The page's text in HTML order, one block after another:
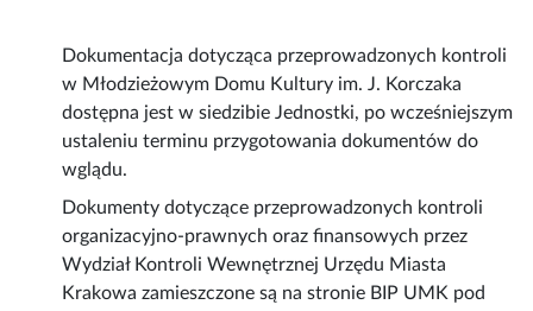
Dokumentacja dotycząca przeprowadzonych kontroli
w Młodzieżowym Domu Kultury im. J. Korczaka
dostępna jest w siedzibie Jednostki, po wcześniejszym
ustaleniu terminu przygotowania dokumentów do
wglądu.
Dokumenty dotyczące przeprowadzonych kontroli
organizacyjno-prawnych oraz finansowych przez
Wydział Kontroli Wewnętrznej Urzędu Miasta
Krakowa zamieszczone są na stronie BIP UMK pod